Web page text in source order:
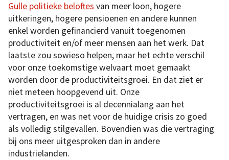
Gulle politieke beloftes van meer loon, hogere
uitkeringen, hogere pensioenen en andere kunnen
enkel worden gefinancierd vanuit toegenomen
productiviteit en/of meer mensen aan het werk. Dat
laatste zou sowieso helpen, maar het echte verschil
voor onze toekomstige welvaart moet gemaakt
worden door de productiviteitsgroei. En dat ziet er
niet meteen hoopgevend uit. Onze
productiviteitsgroei is al decennialang aan het
vertragen, en was net voor de huidige crisis zo goed
als volledig stilgevallen. Bovendien was die vertraging
bij ons meer uitgesproken dan in andere
industrielanden.